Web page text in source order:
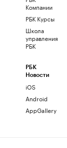
Компании
РБК Курсы
Школа
управления
РБК
РБК
Новости
iOS
Android
AppGallery